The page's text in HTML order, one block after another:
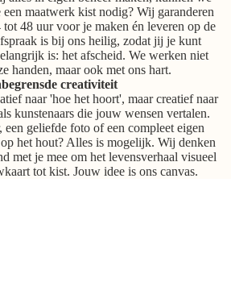
maatwerk kist nodig? Wij garanderen
48 uur voor je maken én leveren op de
is bij ons heilig, zodat jij je kunt
is: het afscheid. We werken niet
handen, maar ook met ons hart.
creativiteit
naar 'hoe het hoort', maar creatief naar
kunstenaars die jouw wensen vertalen.
een geliefde foto of een compleet eigen
het hout? Alles is mogelijk. Wij denken
met je mee om het levensverhaal visueel
tot kist. Jouw idee is ons canvas.